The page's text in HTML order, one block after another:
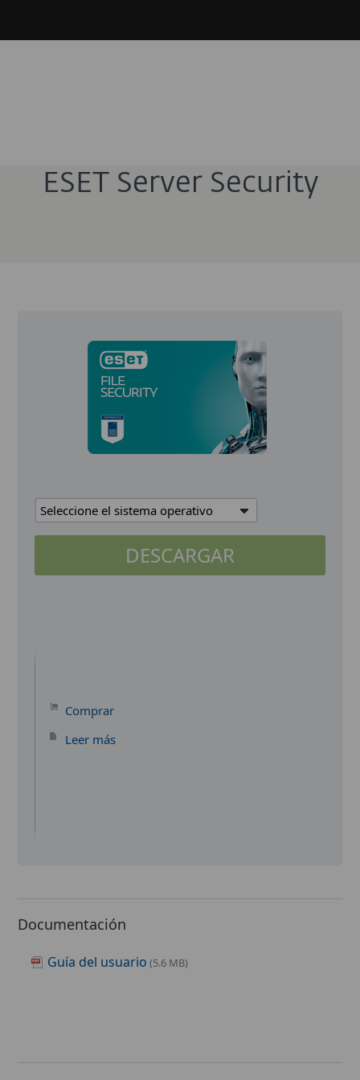
ESET Server Security
Seleccione el sistema operativo
DESCARGAR
Comprar
Leer más
Documentación
Guía del usuario (5.6 MB)